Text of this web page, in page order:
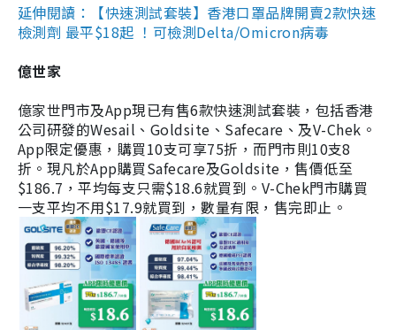
延伸閱讀：【快速測試套裝】香港口罩品牌開賣2款快速
檢測劑 最平$18起 ！可檢測Delta/Omicron病毒
億世家
億家世門市及App現已有售6款快速測試套裝，包括香港
公司研發的Wesail、Goldsite、Safecare、及V-Chek。
App限定優惠，購買10支可享75折，而門市則10支8
折。現凡於App購買Safecare及Goldsite，售價低至
$186.7，平均每支只需$18.6就買到。V-Chek門市購買
一支平均不用$17.9就買到，數量有限，售完即止。